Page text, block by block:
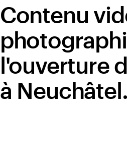
Contenu
l'ouverture
à Neuchâtel.